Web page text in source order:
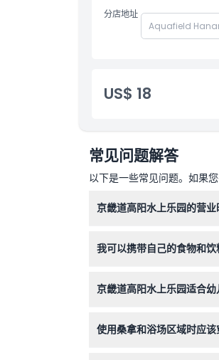
分店地址
US$ 18
常见问题解答
以下是一些常见问题。如果
京畿道高阳水上乐园的营业
预订时确认）。
我可以携带自己的食物和饮
京畿道高阳水上乐园适合幼
使用桑拿和浴场区域时应该